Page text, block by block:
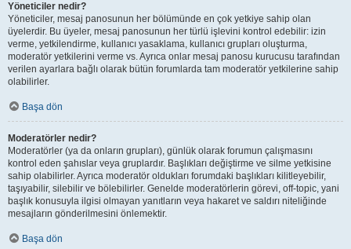
Yöneticiler nedir?
Yöneticiler, mesaj panosunun her bölümünde en çok yetkiye sahip olan
üyelerdir. Bu üyeler, mesaj panosunun her türlü işlevini kontrol edebilir: izin
verme, yetkilendirme, kullanıcı yasaklama, kullanıcı grupları oluşturma,
moderatör yetkilerini verme vs. Ayrıca onlar mesaj panosu kurucusu tarafından
verilen ayarlara bağlı olarak bütün forumlarda tam moderatör yetkilerine sahip
olabilirler.
Başa dön
Moderatörler nedir?
Moderatörler (ya da onların grupları), günlük olarak forumun çalışmasını
kontrol eden şahıslar veya gruplardır. Başlıkları değiştirme ve silme yetkisine
sahip olabilirler. Ayrıca moderatör oldukları forumdaki başlıkları kilitleyebilir,
taşıyabilir, silebilir ve bölebilirler. Genelde moderatörlerin görevi, off-topic, yani
başlık konusuyla ilgisi olmayan yanıtların veya hakaret ve saldırı niteliğinde
mesajların gönderilmesini önlemektir.
Başa dön